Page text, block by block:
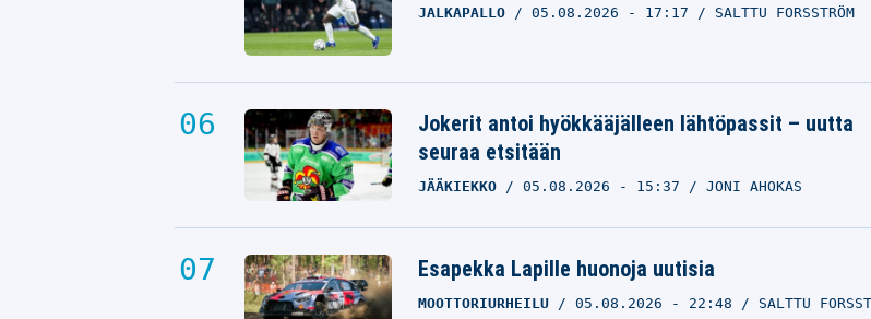
JALKAPALLO 05.08.2026 - 17:17 SALTTU FORSSTRÖM
Jokerit antoi hyökkääjälleen lähtöpassit – uutta
seuraa etsitään
JÄÄKIEKKO 05.08.2026 - 15:37 JONI AHOKAS
Esapekka Lapille huonoja uutisia
MOOTTORIURHEILU 05.08.2026 - 22:48 SALTTU